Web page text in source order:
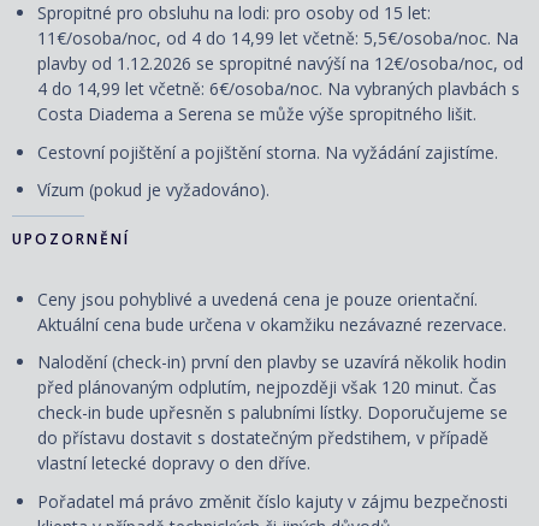
Spropitné pro obsluhu na lodi: pro osoby od 15 let:
11€/osoba/noc, od 4 do 14,99 let včetně: 5,5€/osoba/noc. Na
plavby od 1.12.2026 se spropitné navýší na 12€/osoba/noc, od
4 do 14,99 let včetně: 6€/osoba/noc. Na vybraných plavbách s
Costa Diadema a Serena se může výše spropitného lišit.
Cestovní pojištění a pojištění storna. Na vyžádání zajistíme.
Vízum (pokud je vyžadováno).
UPOZORNĚNÍ
Ceny jsou pohyblivé a uvedená cena je pouze orientační.
Aktuální cena bude určena v okamžiku nezávazné rezervace.
Nalodění (check-in) první den plavby se uzavírá několik hodin
před plánovaným odplutím, nejpozději však 120 minut. Čas
check-in bude upřesněn s palubními lístky. Doporučujeme se
do přístavu dostavit s dostatečným předstihem, v případě
vlastní letecké dopravy o den dříve.
Pořadatel má právo změnit číslo kajuty v zájmu bezpečnosti